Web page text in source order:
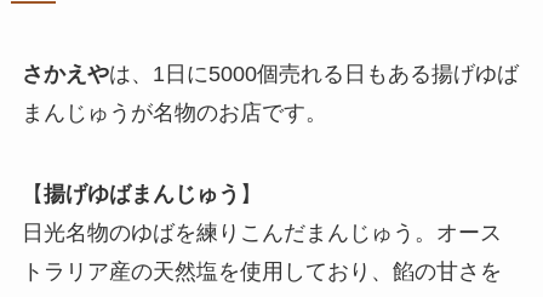
さかえやは、1日に5000個売れる日もある揚げゆば
まんじゅうが名物のお店です。
【揚げゆばまんじゅう 】
日光名物のゆばを練りこんだまんじゅう。オース
トラリア産の天然塩を使用しており、餡の甘さを